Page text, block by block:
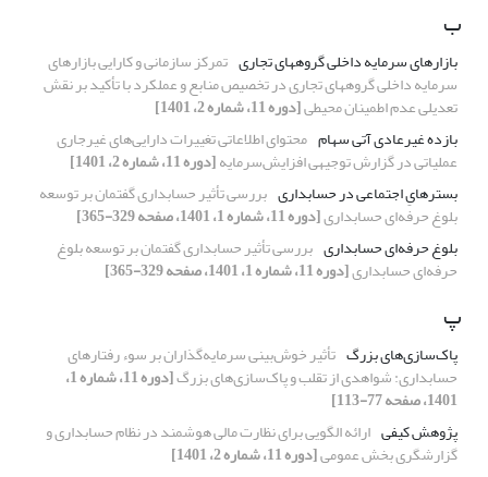
ب
بازارهای سرمایه داخلی گروه‎های تجاری تمرکز سازمانی و کارایی بازارهای
سرمایه داخلی گروه‎های تجاری در تخصیص منابع و عملکرد با تأکید بر نقش
تعدیلی عدم اطمینان محیطی[دوره 11، شماره 2، 1401]
بازده غیرعادی آتی سهام محتوای اطلاعاتی تغییرات دارایی‌های غیرجاری
عملیاتی در گزارش توجیهی افزایش‌سرمایه[دوره 11، شماره 2، 1401]
بسترهایِ اجتماعی در حسابداری بررسی تأثیر حسابداری گفتمان بر توسعه
بلوغ حرفه‌ای حسابداری[دوره 11، شماره 1، 1401، صفحه 329-365]
بلوغ حرفه‌ای حسابداری بررسی تأثیر حسابداری گفتمان بر توسعه بلوغ
حرفه‌ای حسابداری[دوره 11، شماره 1، 1401، صفحه 329-365]
پ
پاک‌سازی‌های بزرگ تأثیر خوش‌بینی سرمایه‌گذاران بر سوء رفتارهای
حسابداری: شواهدی از تقلب و پاک‌سازی‌های بزرگ [دوره 11، شماره 1،
1401، صفحه 77-113]
پژوهش کیفی ارائه الگویی برای نظارت مالی هوشمند در نظام حسابداری و
گزارشگری بخش عمومی[دوره 11، شماره 2، 1401]